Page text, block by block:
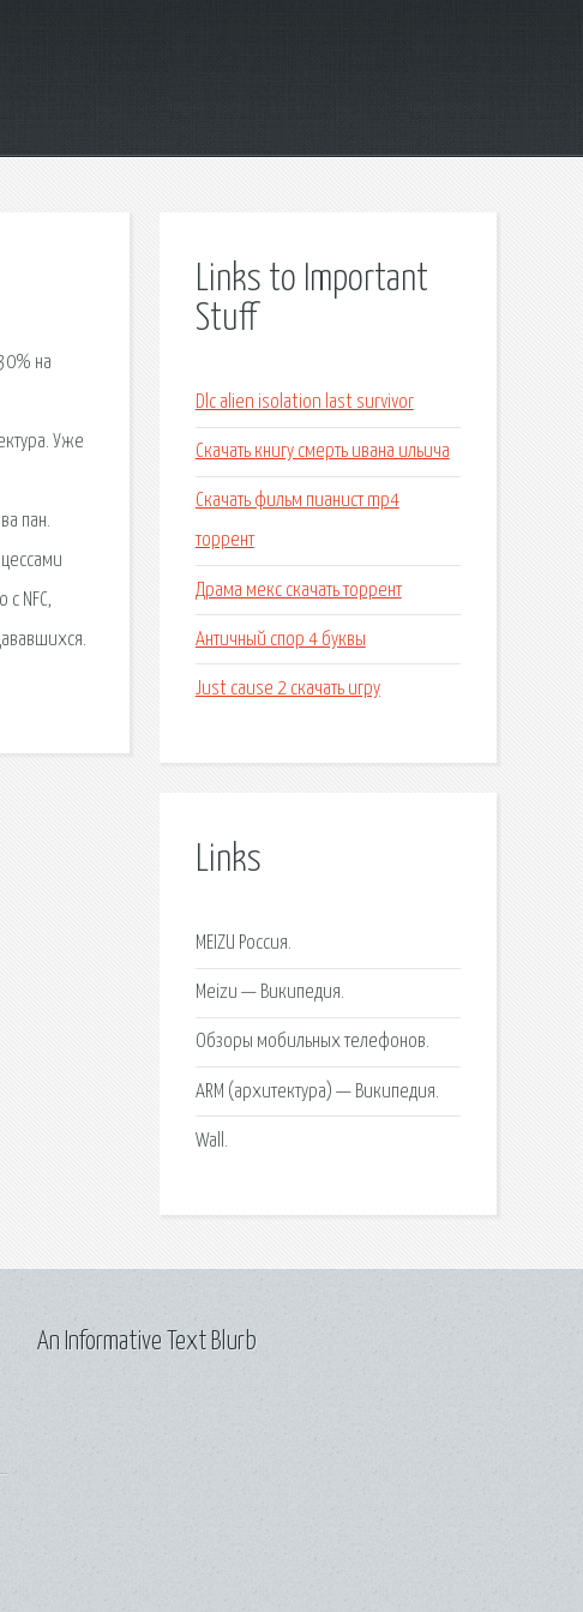
на
Уже
пан.
NFC,
Links to Important
Stuff
Dlc alien isolation last survivor
Скачать книгу смерть ивана ильича
Скачать фильм пианист mp4
торрент
Драма мекс скачать торрент
Античный спор 4 буквы
Just cause 2 скачать игру
Links
MEIZU Россия.
Meizu — Википедия.
Обзоры мобильных телефонов.
ARM (архитектура) — Википедия.
Wall.
An Informative Text Blurb